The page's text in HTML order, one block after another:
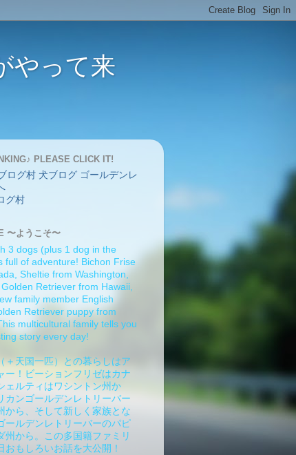
やって来
PLEASE CLICK IT!
グ村
〜ようこそ〜
3 dogs (plus 1 dog in the
full of adventure! Bichon Frise
Sheltie from Washington,
Retriever from Hawaii,
family member English
Retriever puppy from
multicultural family tells you
story every day!
＋天国一匹）との暮らしはア
ー！ビーションフリゼはカナ
ェルティはワシントン州か
カンゴールデンレトリーバー
から、そして新しく家族とな
ールデンレトリーバーのパピ
州から。この多国籍ファミリ
おもしろいお話を大公開！